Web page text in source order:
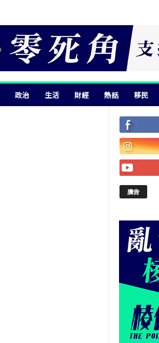
政治 生活 財經 熱話 移民
廣告